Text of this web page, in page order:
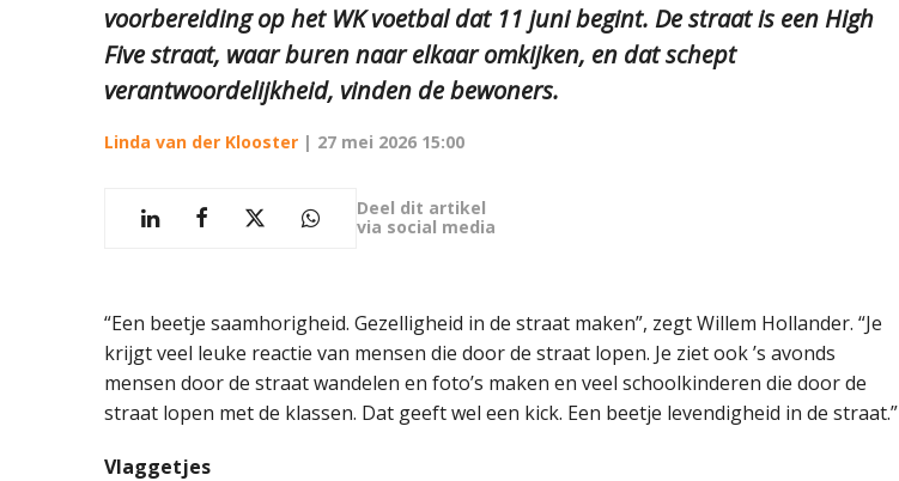
voorbereiding op het WK voetbal dat 11 juni begint. De straat is een High
Five straat, waar buren naar elkaar omkijken, en dat schept
verantwoordelijkheid, vinden de bewoners.
Linda van der Klooster | 27 mei 2026 15:00
Deel dit artikel
via social media
“Een beetje saamhorigheid. Gezelligheid in de straat maken”, zegt Willem Hollander. “Je
krijgt veel leuke reactie van mensen die door de straat lopen. Je ziet ook ’s avonds
mensen door de straat wandelen en foto’s maken en veel schoolkinderen die door de
straat lopen met de klassen. Dat geeft wel een kick. Een beetje levendigheid in de straat.”
Vlaggetjes